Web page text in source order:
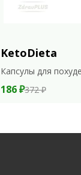
KetoDieta
Капсулы для
186 ₽372 ₽